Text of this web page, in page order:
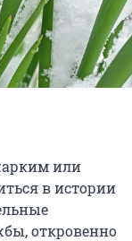
или
в истории
откровенно